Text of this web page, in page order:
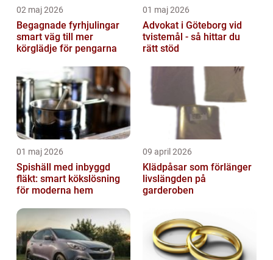
02 maj 2026
Begagnade fyrhjulingar
smart väg till mer
körglädje för pengarna
01 maj 2026
Advokat i Göteborg vid
tvistemål - så hittar du
rätt stöd
01 maj 2026
Spishäll med inbyggd
fläkt: smart kökslösning
för moderna hem
09 april 2026
Klädpåsar som förlänger
livslängden på
garderoben